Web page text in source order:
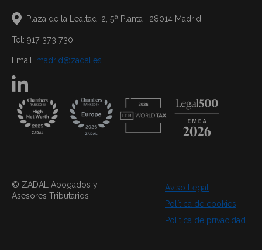
Plaza de la Lealtad, 2, 5ª Planta | 28014 Madrid
Tel: 917 373 730
Email: madrid@zadal.es
© ZADAL Abogados y
Asesores Tributarios
Aviso Legal
Política de cookies
Política de privacidad